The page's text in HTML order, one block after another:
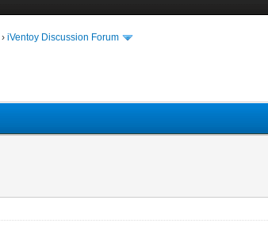
›iVentoy Discussion Forum